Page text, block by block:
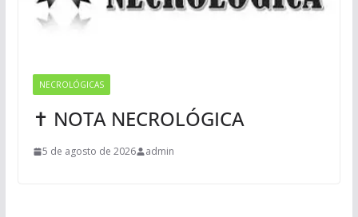
NECROLÓGICAS
✝ NOTA NECROLÓGICA
5 de agosto de 2026 admin